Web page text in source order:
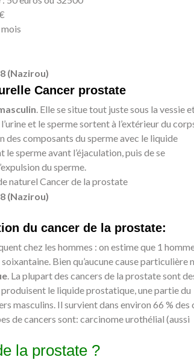
mois
(Nazirou)
Cancer prostate
. Elle se situe tout juste sous la vessie
et le sperme sortent à l’extérieur du
composants du sperme avec le liquide
sperme avant l’éjaculation, puis de se
du sperme.
naturel Cancer de la prostate
(Nazirou)
du cancer de la prostate:
chez les hommes : on estime que 1
Bien qu’aucune cause particulière
. La plupart des cancers de la prostate sont
le liquide prostatique, une partie du
masculins. Il survient dans environ 66 % des
de cancers sont: carcinome urothélial (aussi
la prostate ?